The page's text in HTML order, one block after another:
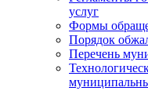
услуг
Формы
Порядок
Перечень